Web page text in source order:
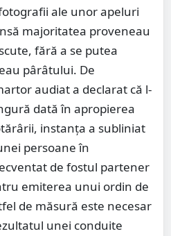
ale unor apeluri
majoritatea proveneau
fără a se putea
pârâtului. De
audiat a declarat că l-
dată în apropierea
instanța a subliniat
persoane în
de fostul partener
emiterea unui ordin de
de măsură este necesar
unei conduite